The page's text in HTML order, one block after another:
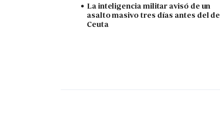
La inteligencia militar avisó de un
asalto masivo tres días antes del de
Ceuta